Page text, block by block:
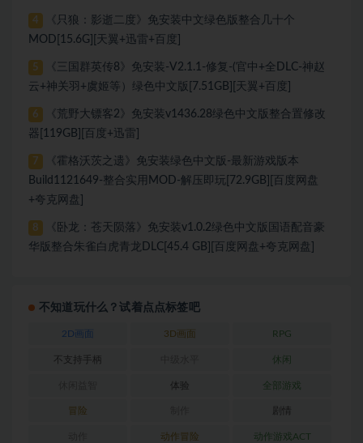
4
《只狼：影逝二度》免安装中文绿色版整合几十个
MOD[15.6G][天翼+迅雷+百度]
5
《三国群英传8》免安装-V2.1.1-修复-(官中+全DLC-神赵
云+神关羽+虞姬等）绿色中文版[7.51GB][天翼+百度]
6
《荒野大镖客2》免安装v1436.28绿色中文版整合置修改
器[119GB][百度+迅雷]
7
《霍格沃茨之遗》免安装绿色中文版-最新游戏版本
Build1121649-整合实用MOD-解压即玩[72.9GB][百度网盘
+夸克网盘]
8
《卧龙：苍天陨落》免安装v1.0.2绿色中文版国语配音豪
华版整合朱雀白虎青龙DLC[45.4 GB][百度网盘+夸克网盘]
不知道玩什么？试着点点标签吧
2D画面 3D画面 RPG
不支持手柄 休闲
体验 全部游戏
冒险 剧情
动作冒险 动作游戏ACT